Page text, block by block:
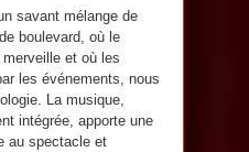
savant mélange de
boulevard, où le
et où les
les événements, nous
La musique,
intégrée, apporte une
au spectacle et